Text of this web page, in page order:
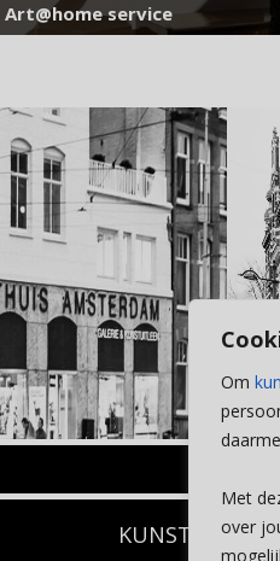
Om
Met
over
Art@home service